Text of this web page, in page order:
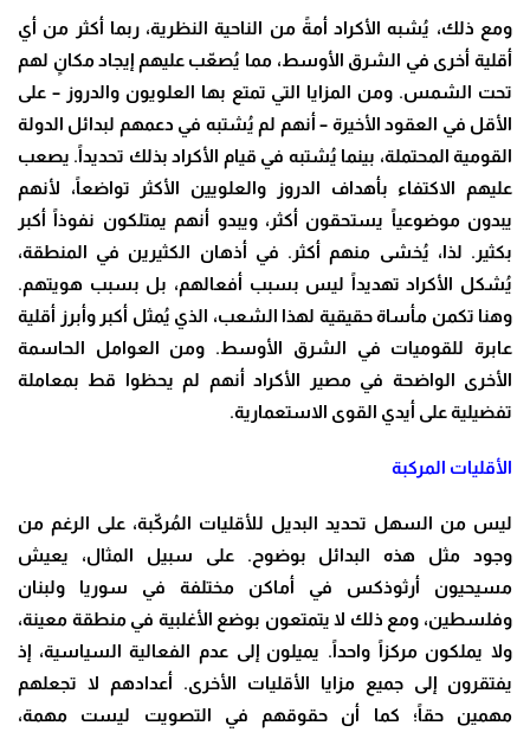
ومع ذلك، يُشبه الأكراد أمةً من الناحية النظرية، ربما أكثر من أي
أقلية أخرى في الشرق الأوسط، مما يُصعّب عليهم إيجاد مكانٍ لهم
تحت الشمس. ومن المزايا التي تمتع بها العلويون والدروز – على
الأقل في العقود الأخيرة – أنهم لم يُشتبه في دعمهم لبدائل الدولة
القومية المحتملة، بينما يُشتبه في قيام الأكراد بذلك تحديداً. يصعب
عليهم الاكتفاء بأهداف الدروز والعلويين الأكثر تواضعاً، لأنهم
يبدون موضوعياً يستحقون أكثر، ويبدو أنهم يمتلكون نفوذاً أكبر
بكثير. لذا، يُخشى منهم أكثر. في أذهان الكثيرين في المنطقة،
يُشكل الأكراد تهديداً ليس بسبب أفعالهم، بل بسبب هويتهم.
وهنا تكمن مأساة حقيقية لهذا الشعب، الذي يُمثل أكبر وأبرز أقلية
عابرة للقوميات في الشرق الأوسط. ومن العوامل الحاسمة
الأخرى الواضحة في مصير الأكراد أنهم لم يحظوا قط بمعاملة
تفضيلية على أيدي القوى الاستعمارية.
الأقليات المركبة
ليس من السهل تحديد البديل للأقليات المُركّبة، على الرغم من
وجود مثل هذه البدائل بوضوح. على سبيل المثال، يعيش
مسيحيون أرثوذكس في أماكن مختلفة في سوريا ولبنان
وفلسطين، ومع ذلك لا يتمتعون بوضع الأغلبية في منطقة معينة،
ولا يملكون مركزاً واحداً. يميلون إلى عدم الفعالية السياسية، إذ
يفتقرون إلى جميع مزايا الأقليات الأخرى. أعدادهم لا تجعلهم
مهمين حقاً؛ كما أن حقوقهم في التصويت ليست مهمة،